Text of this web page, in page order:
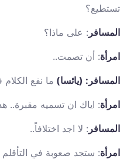
تستطيع؟
المسافر : على ماذا؟
امرأة: أن تصمت..
المسافر: (يائسا) ما نفع
امرأة: اياك ان تسميه مقبرة..
المسافر : لا اجد اختلافاً..
امرأة: ستجد صعوبة في التأقلم